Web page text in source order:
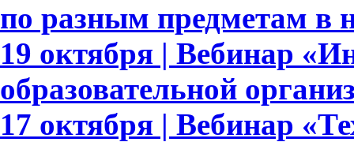
по разным предметам в
19 октября | Вебинар
образовательной
17 октября | Вебинар